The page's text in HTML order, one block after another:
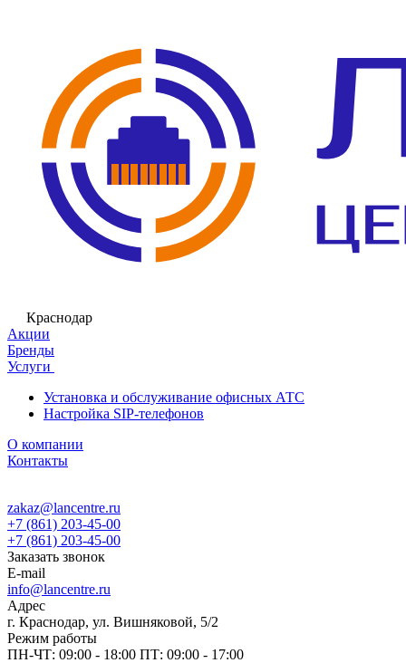
Краснодар
Акции
Бренды
Услуги
Установка и обслуживание офисных АТС
Настройка SIP-телефонов
О компании
Контакты
zakaz@lancentre.ru
+7 (861) 203-45-00
+7 (861) 203-45-00
Заказать звонок
E-mail
info@lancentre.ru
Адрес
г. Краснодар, ул. Вишняковой, 5/2
Режим работы
ПН-ЧТ: 09:00 - 18:00 ПТ: 09:00 - 17:00